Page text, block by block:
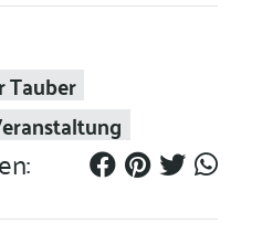
Tauber